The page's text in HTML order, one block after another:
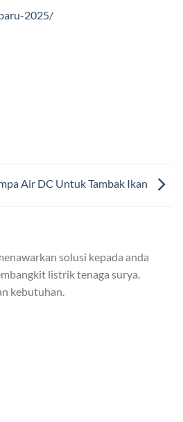
2025/
Air DC Untuk Tambak Ikan
solusi kepada anda
listrik tenaga surya.
kebutuhan.